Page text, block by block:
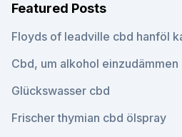
Featured Posts
Floyds of leadville cbd hanföl
Cbd, um alkohol einzudämmen
Glückswasser cbd
Frischer thymian cbd ölspray